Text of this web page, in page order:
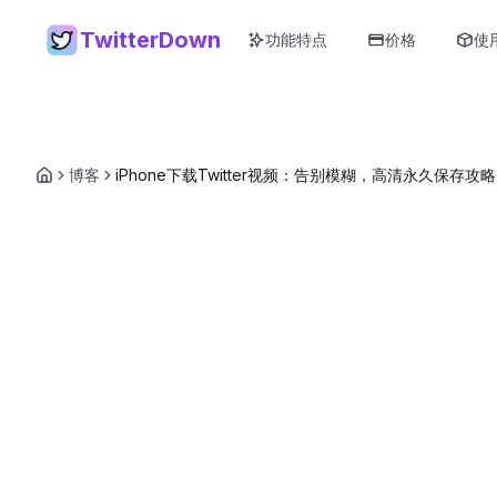
TwitterDown 功能特点 价格 使
博客 iPhone下载Twitter视频：告别模糊，高清永久保存攻略